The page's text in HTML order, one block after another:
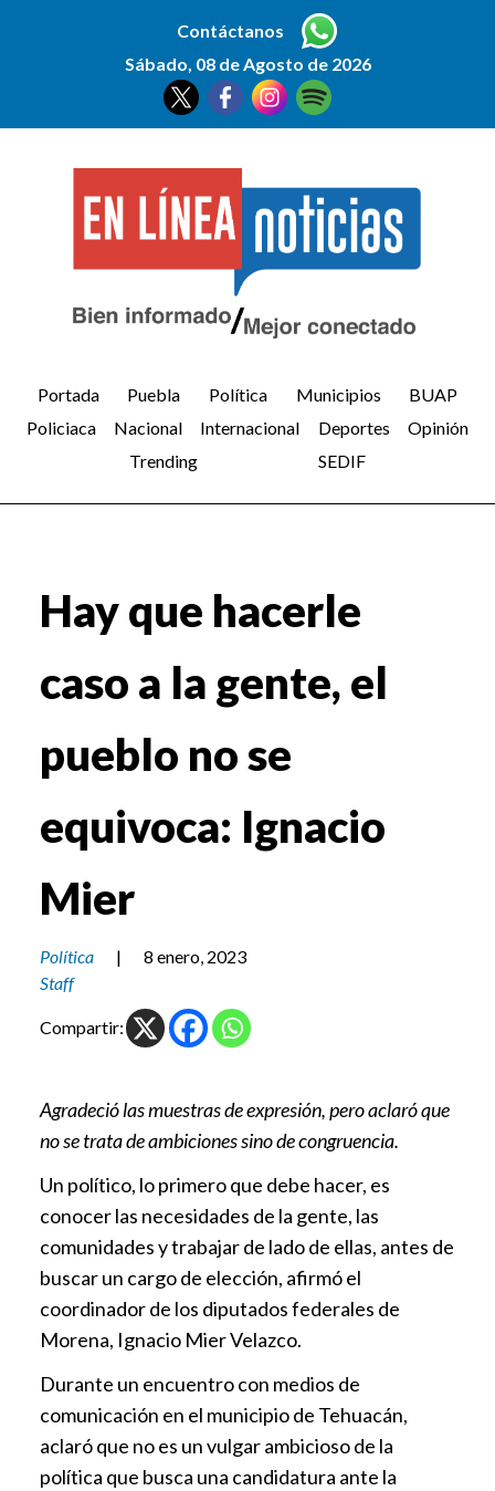
Contáctanos
Sábado, 08 de Agosto de 2026
Portada Puebla Política Municipios
BUAP
Policiaca
Nacional Internacional Deportes
Opinión
Trending
SEDIF
Hay que hacerle
caso a la gente, el
pueblo no se
equivoca: Ignacio
Mier
Política |
8 enero, 2023
Staff
Compartir:
Agradeció las muestras de expresión, pero aclaró que
no se trata de ambiciones sino de congruencia.
Un político, lo primero que debe hacer, es
conocer las necesidades de la gente, las
comunidades y trabajar de lado de ellas, antes de
buscar un cargo de elección, afirmó el
coordinador de los diputados federales de
Morena, Ignacio Mier Velazco.
Durante un encuentro con medios de
comunicación en el municipio de Tehuacán,
aclaró que no es un vulgar ambicioso de la
política que busca una candidatura ante la